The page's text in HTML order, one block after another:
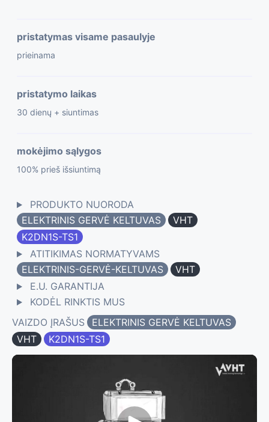
pristatymas visame pasaulyje
prieinama
pristatymo laikas
30 dienų + siuntimas
mokėjimo sąlygos
100% prieš išsiuntimą
PRODUKTO NUORODA
ELEKTRINIS GERVĖ KELTUVAS
VHT
K2DN1S-TS1
ATITIKIMAS NORMATYVAMS
ELEKTRINIS-GERVĖ-KELTUVAS
VHT
E.U. GARANTIJA
KODĖL RINKTIS MUS
VAIZDO ĮRAŠUS
ELEKTRINIS GERVĖ KELTUVAS
VHT
K2DN1S-TS1